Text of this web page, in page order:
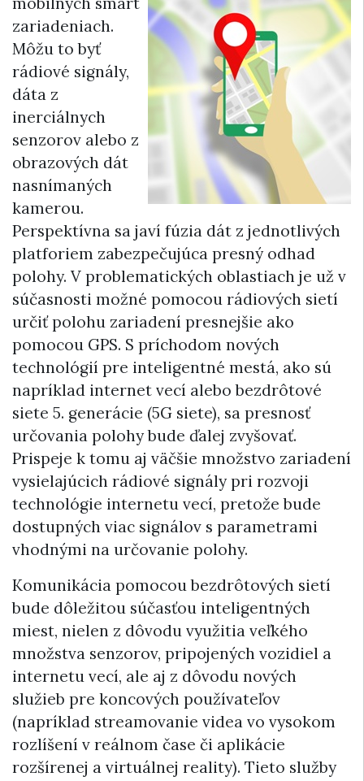
zariadeniach.
Môžu to byť
rádiové signály,
dáta z
inerciálnych
senzorov alebo z
obrazových dát
nasnímaných
kamerou.
Perspektívna sa javí fúzia dát z jednotlivých
platforiem zabezpečujúca presný odhad
polohy. V problematických oblastiach je už v
súčasnosti možné pomocou rádiových sietí
určiť polohu zariadení presnejšie ako
pomocou GPS. S príchodom nových
technológií pre inteligentné mestá, ako sú
napríklad internet vecí alebo bezdrôtové
siete 5. generácie (5G siete), sa presnosť
určovania polohy bude ďalej zvyšovať.
Prispeje k tomu aj väčšie množstvo zariadení
vysielajúcich rádiové signály pri rozvoji
technológie internetu vecí, pretože bude
dostupných viac signálov s parametrami
vhodnými na určovanie polohy.
Komunikácia pomocou bezdrôtových sietí
bude dôležitou súčasťou inteligentných
miest, nielen z dôvodu využitia veľkého
množstva senzorov, pripojených vozidiel a
internetu vecí, ale aj z dôvodu nových
služieb pre koncových používateľov
(napríklad streamovanie videa vo vysokom
rozlíšení v reálnom čase či aplikácie
rozšírenej a virtuálnej reality). Tieto služby